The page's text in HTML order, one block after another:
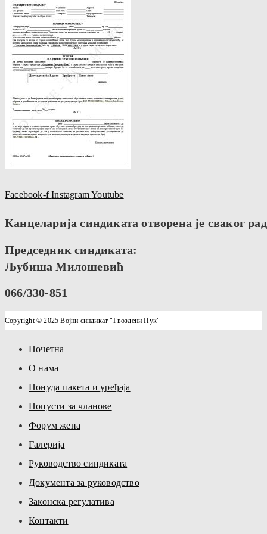
Facebook-f InstagramYoutube
Канцеларија синдиката отворена је сваког
Председник синдиката:
Љубиша Милошевић
066/330-851
Copyright © 2025 Војни синдикат "Гвоздени Пук"
Почетна
О нама
Понуда пакета и уређаја
Попусти за чланове
Форум жена
Галерија
Руководство синдиката
Документа за руководство
Законска регулатива
Контакти